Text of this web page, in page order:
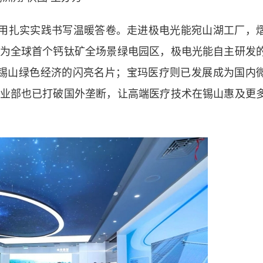
实实践书写温暖答卷。走进极电光能宛山湖工厂，
全球首个钙钛矿全场景绿电园区，极电光能自主研发
山绿色经济的闪亮名片；宝玛医疗则已发展成为国内
部也已打破国外垄断，让高端医疗技术在锡山惠及更